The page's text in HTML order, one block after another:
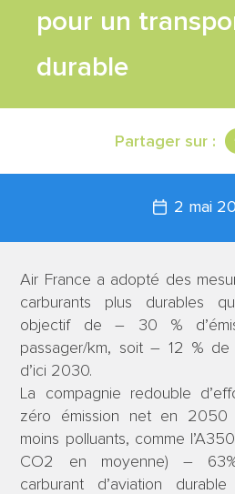
pour un
durable
Partager sur :
2 mai
Air France a adopté des
carburants plus durables
objectif de – 30 %
passager/km, soit – 12 % de
d’ici 2030.
La compagnie redouble
zéro émission net en 2050
moins polluants, comme
CO2 en moyenne) –
carburant d’aviation